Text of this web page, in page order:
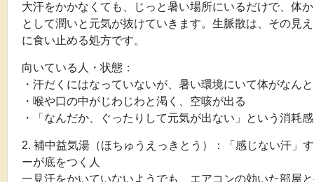
大汗をかかなくても、じっと暑い場所にいるだけで、体
として潤いと元気が抜けていきます。生脈散は、その見
に食い止める処方です。
向いている人・状態：
・汗だくにはなっていないが、暑い環境にいて体がなん
・喉や口の中がじわじわと渇く、空咳が出る
・「なんだか、ぐったりして元気が出ない」という消耗
2. 補中益気湯（ほちゅうえっきとう）：「感じない汗」
ーが底をつく人
一見汗をかいていないようでも、エアコンの効いた部屋